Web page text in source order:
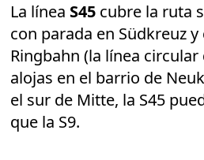
La línea S45 cubre la ruta
con parada en Südkreuz
Ringbahn (la línea circular
alojas en el barrio de
el sur de Mitte, la S45
que la S9.